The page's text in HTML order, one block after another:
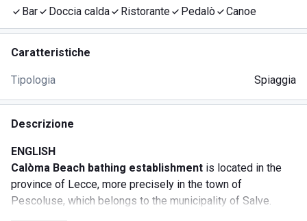
Bar Doccia calda Ristorante Pedalò Canoe
Caratteristiche
Tipologia Spiaggia
Descrizione
ENGLISH
Calòma Beach bathing establishment is located in the
province of Lecce, more precisely in the town of
Pescoluse, which belongs to the municipality of Salve.